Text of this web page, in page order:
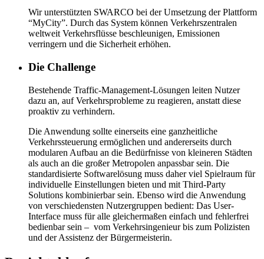
Wir unterstützten SWARCO bei der Umsetzung der Plattform
“MyCity”. Durch das System können Verkehrszentralen
weltweit Verkehrsflüsse beschleunigen, Emissionen
verringern und die Sicherheit erhöhen.
Die Challenge
Bestehende Traffic-Management-Lösungen leiten Nutzer
dazu an, auf Verkehrsprobleme zu reagieren, anstatt diese
proaktiv zu verhindern.
Die Anwendung sollte einerseits eine ganzheitliche
Verkehrssteuerung ermöglichen und andererseits durch
modularen Aufbau an die Bedürfnisse von kleineren Städten
als auch an die großer Metropolen anpassbar sein. Die
standardisierte Softwarelösung muss daher viel Spielraum für
individuelle Einstellungen bieten und mit Third-Party
Solutions kombinierbar sein. Ebenso wird die Anwendung
von verschiedensten Nutzergruppen bedient: Das User-
Interface muss für alle gleichermaßen einfach und fehlerfrei
bedienbar sein – vom Verkehrsingenieur bis zum Polizisten
und der Assistenz der Bürgermeisterin.